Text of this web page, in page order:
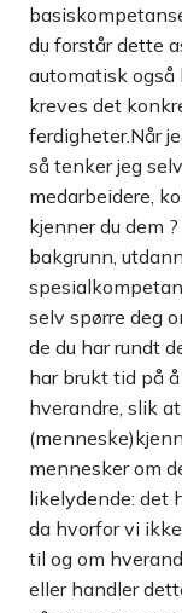
du forstår dette
automatisk
kreves det
ferdigheter.Når
så tenker jeg
medarbeidere,
kjenner du dem
bakgrunn,
selv spørre deg
de du har rundt
har brukt tid på
hverandre, slik
mennesker om
likelydende: det
da hvorfor vi
til og om
eller handler